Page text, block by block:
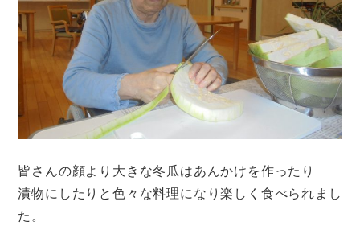
皆さんの顔より大きな冬瓜はあんかけを作ったり
漬物にしたりと色々な料理になり楽しく食べられまし
た。